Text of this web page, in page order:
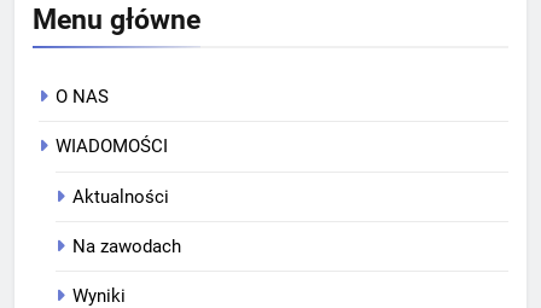
Menu główne
O NAS
WIADOMOŚCI
Aktualności
Na zawodach
Wyniki